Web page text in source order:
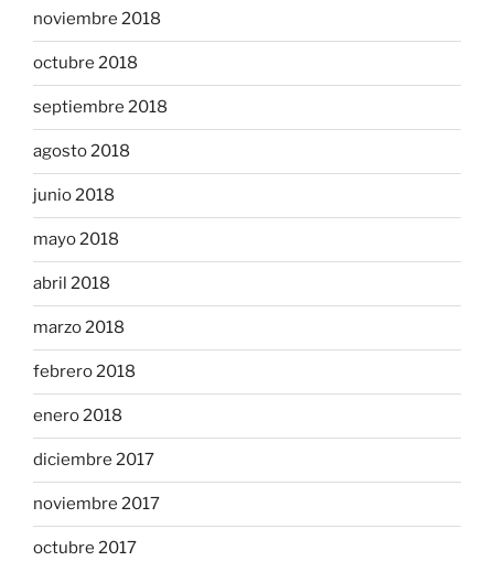
noviembre 2018
octubre 2018
septiembre 2018
agosto 2018
junio 2018
mayo 2018
abril 2018
marzo 2018
febrero 2018
enero 2018
diciembre 2017
noviembre 2017
octubre 2017